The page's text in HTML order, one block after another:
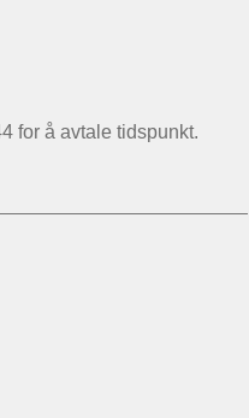
for å avtale tidspunkt.